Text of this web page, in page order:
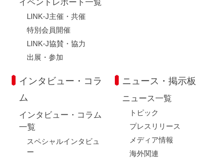
イベントレポート一覧
LINK-J主催・共催
特別会員開催
LINK-J協賛・協力
出展・参加
インタビュー・コラ
ム
インタビュー・コラム
一覧
スペシャルインタビュ
ー
ニュース・掲示板
ニュース一覧
トピック
プレスリリース
メディア情報
海外関連